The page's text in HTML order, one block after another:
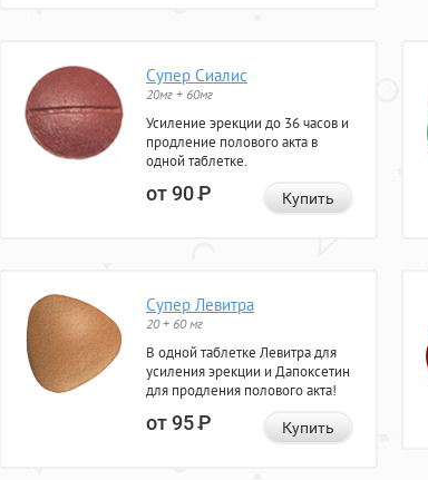
Супер Сиалис
20мг + 60мг
Усиление эрекции до 36 часов и
продление полового акта в
одной таблетке.
от 90Р Купить
Супер Левитра
20 + 60 мг
В одной таблетке Левитра для
усиления эрекции и Дапоксетин
для продления полового акта!
от 95Р Купить